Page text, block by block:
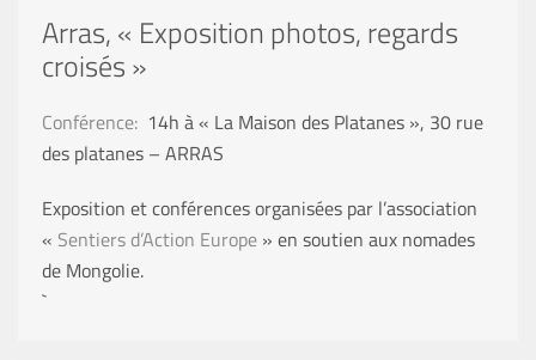
Arras, « Exposition photos, regards
croisés »
Conférence: 14h à « La Maison des Platanes », 30 rue
des platanes – ARRAS
Exposition et conférences organisées par l’association
« Sentiers d’Action Europe » en soutien aux nomades
de Mongolie.
`